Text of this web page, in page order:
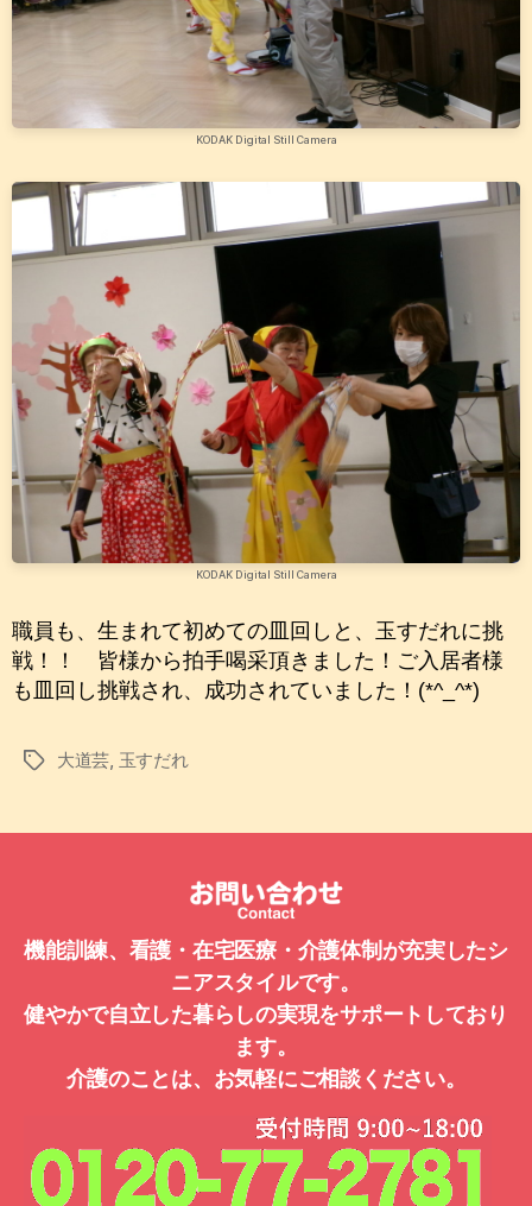
KODAK Digital Still Camera
KODAK Digital Still Camera
職員も、生まれて初めての皿回しと、玉すだれに挑
戦！！ 皆様から拍手喝采頂きました！ご入居者様
も皿回し挑戦され、成功されていました！(*^_^*)
タ
大道芸, 玉すだれ
機能訓練、看護・在宅医療・介護体制が充実したシ
ニアスタイルです。
健やかで自立した暮らしの実現をサポートしており
ます。
介護のことは、お気軽にご相談ください。